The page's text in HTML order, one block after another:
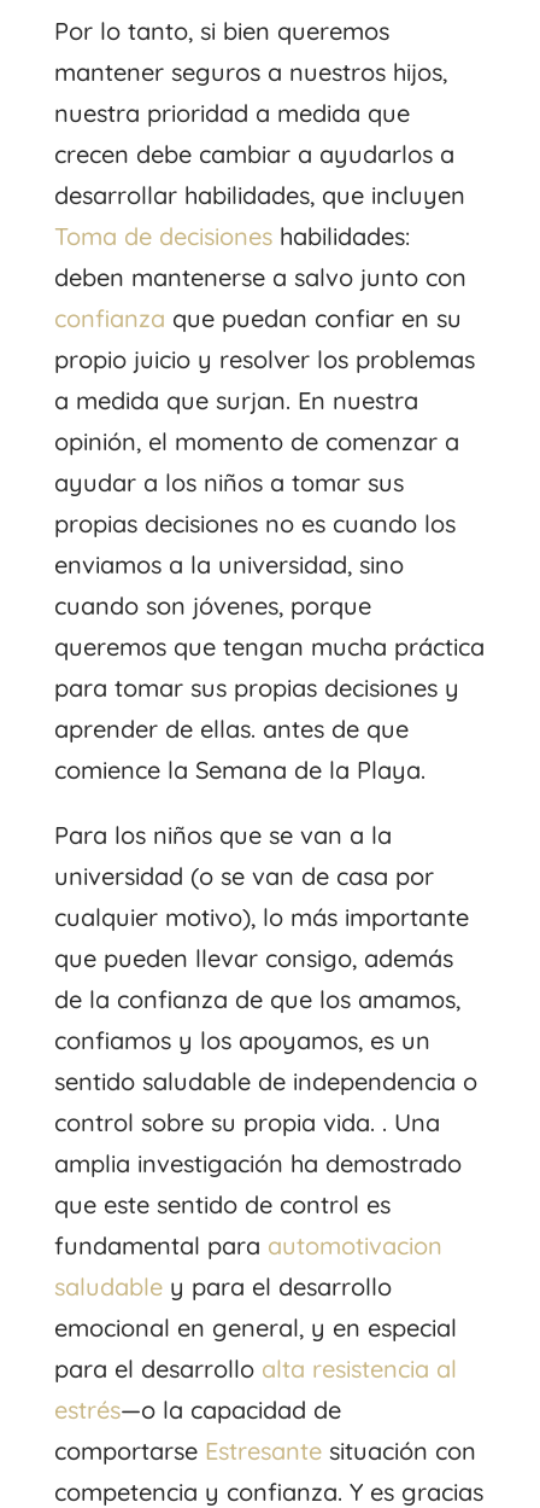
Por lo tanto, si bien queremos
mantener seguros a nuestros hijos,
nuestra prioridad a medida que
crecen debe cambiar a ayudarlos a
desarrollar habilidades, que incluyen
Toma de decisioneshabilidades:
deben mantenerse a salvo junto con
confianza que puedan confiar en su
propio juicio y resolver los problemas
a medida que surjan. En nuestra
opinión, el momento de comenzar a
ayudar a los niños a tomar sus
propias decisiones no es cuando los
enviamos a la universidad, sino
cuando son jóvenes, porque
queremos que tengan mucha práctica
para tomar sus propias decisiones y
aprender de ellas. antes de que
comience la Semana de la Playa.
Para los niños que se van a la
universidad (o se van de casa por
cualquier motivo), lo más importante
que pueden llevar consigo, además
de la confianza de que los amamos,
confiamos y los apoyamos, es un
sentido saludable de independencia o
control sobre su propia vida. . Una
amplia investigación ha demostrado
que este sentido de control es
fundamental para automotivacion
saludabley para el desarrollo
emocional en general, y en especial
para el desarrollo alta resistencia al
estrés—o la capacidad de
comportarse Estresantesituación con
competencia y confianza. Y es gracias